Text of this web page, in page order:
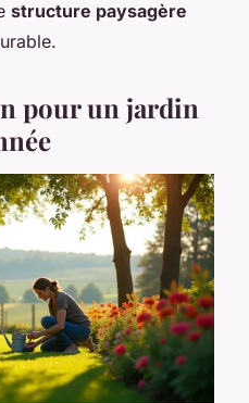
structure paysagère
pour un jardin